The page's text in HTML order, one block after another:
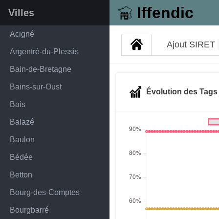
Iffendic
Villes
Acigné
Argentré-du-Plessis
Bain-de-Bretagne
Bains-sur-Oust
Bais
Balazé
Baulon
Bédée
Betton
Bourg-des-Comptes
Bourgbarré
Ajout SIRET
Évolution des